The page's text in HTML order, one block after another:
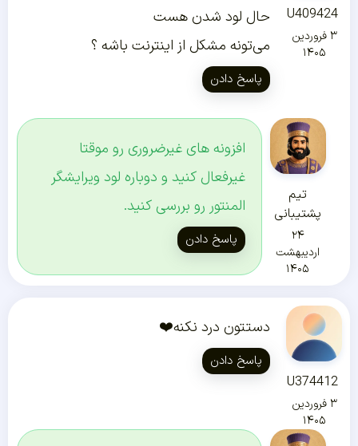
U409424
۳ فروردین
۱۴۰۵
حال لود شدن هست
می‌تونه مشکل از اینترنت باشه ؟
پاسخ دادن
تیم
پشتیبانی
۲۴
اردیبهشت
۱۴۰۵
افزونه های غیرضروری رو موقتا
غیرفعال کنید و دوباره لود ویرایشگر
المنتور رو بررسی کنید.
پاسخ دادن
U374412
۳ فروردین
۱۴۰۵
دستتون درد نکنه❤️
پاسخ دادن